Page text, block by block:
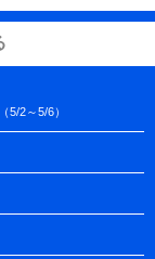
2～5/6）